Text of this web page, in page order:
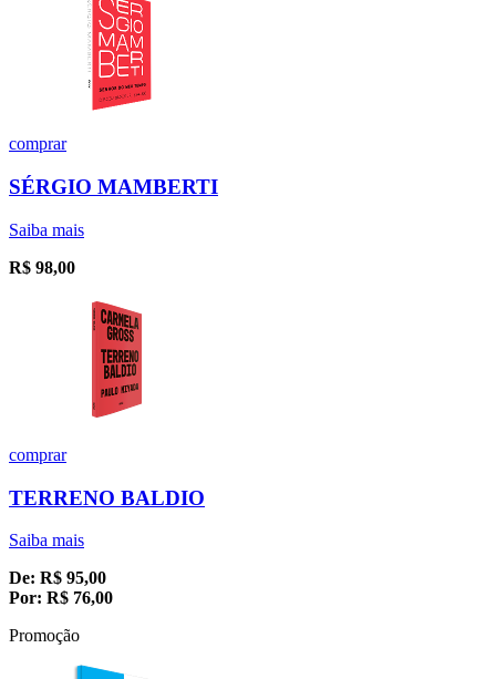
comprar
SÉRGIO MAMBERTI
Saiba mais
R$ 98,00
comprar
TERRENO BALDIO
Saiba mais
De: R$ 95,00
Por: R$ 76,00
Promoção